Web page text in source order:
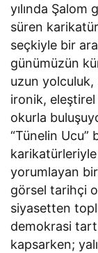
yılında Şalom
süren
seçkiyle bir
günümüzün
uzun yolculuk,
ironik, eleştirel
okurla
“Tünelin Ucu”
yorumlayan
görsel tarihçi
siyasetten
demokrasi
kapsarken;